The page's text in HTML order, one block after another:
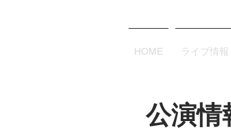
HOME ライブ情報
公演情